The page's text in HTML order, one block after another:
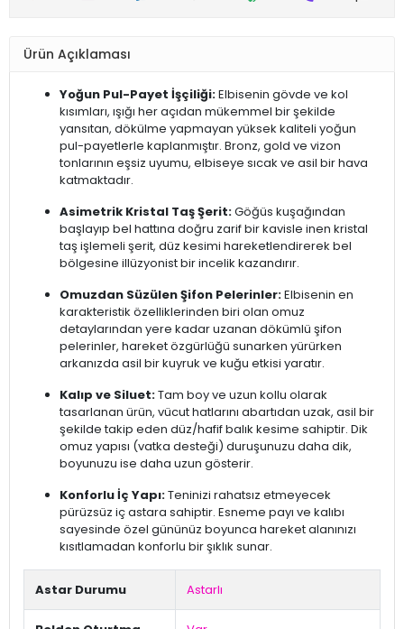
Ürün Açıklaması
Yoğun Pul-Payet İşçiliği:Elbisenin gövde ve kol
kısımları, ışığı her açıdan mükemmel bir şekilde
yansıtan, dökülme yapmayan yüksek kaliteli yoğun
pul-payetlerle kaplanmıştır. Bronz, gold ve vizon
tonlarının eşsiz uyumu, elbiseye sıcak ve asil bir hava
katmaktadır.
Asimetrik Kristal Taş Şerit:Göğüs kuşağından
başlayıp bel hattına doğru zarif bir kavisle inen kristal
taş işlemeli şerit, düz kesimi hareketlendirerek bel
bölgesine illüzyonist bir incelik kazandırır.
Omuzdan Süzülen Şifon Pelerinler:Elbisenin en
karakteristik özelliklerinden biri olan omuz
detaylarından yere kadar uzanan dökümlü şifon
pelerinler, hareket özgürlüğü sunarken yürürken
arkanızda asil bir kuyruk ve kuğu etkisi yaratır.
Kalıp ve Siluet:Tam boy ve uzun kollu olarak
tasarlanan ürün, vücut hatlarını abartıdan uzak, asil bir
şekilde takip eden düz/hafif balık kesime sahiptir. Dik
omuz yapısı (vatka desteği) duruşunuzu daha dik,
boyunuzu ise daha uzun gösterir.
Konforlu İç Yapı:Teninizi rahatsız etmeyecek
pürüzsüz iç astara sahiptir. Esneme payı ve kalıbı
sayesinde özel gününüz boyunca hareket alanınızı
kısıtlamadan konforlu bir şıklık sunar.
Astar Durumu Astarlı